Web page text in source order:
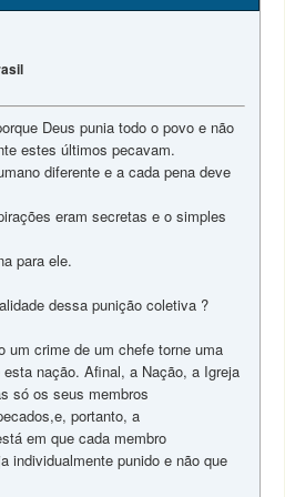
Deus punia todo o povo e não
estes últimos pecavam.
diferente e a cada pena deve
eram secretas e o simples
para ele.
dessa punição coletiva ?
um crime de um chefe torne uma
nação. Afinal, a Nação, a Igreja
só os seus membros
portanto, a
em que cada membro
individualmente punido e não que